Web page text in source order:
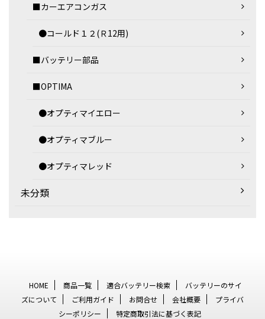
■カーエアコンガス
●コールド１２(Ｒ12用)
■バッテリー部品
■OPTIMA
●オプティマイエロー
●オプティマブルー
●オプティマレッド
未分類
HOME 商品一覧 適合バッテリー検索
バッテリーのサイ
ズについて
ご利用ガイド お問合せ 会社概要
プライバ
シーポリシー
特定商取引法に基づく表記